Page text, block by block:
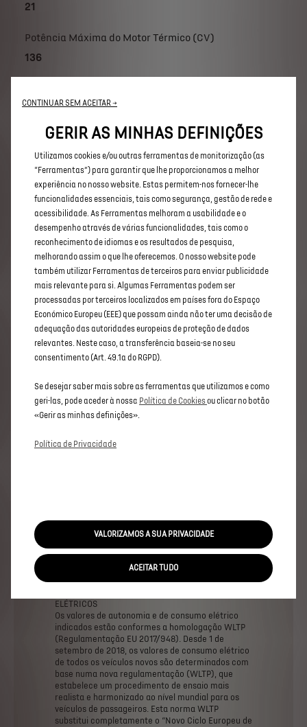
21
Potência Máxima do Motor Térmico (CV)
136
145
Potência Máxima do Motor Elétrico (CV)
28
Potência Máx Combinada (térmica e elétrica) (kW)
107
Outras
Designação da alfândega
VP-MHEV87034010900
* Acresce despesas de legalização,
são válidas à data da configuração, não têm valor
contratual.
Condições
válidas na rede de concessionários DS aderente.
poderá fazer alterar
metodologia de cálculo das emissões de CO2 (por
sistema WLTP - Worldwide Harmonized
encomendado.
ELÉTRICOS
Os valores de autonomia e de consumo elétrico
indicados estão conformes a homologação WLTP
(Regulamentação EU 2017/948). Desde 1 de
setembro de 2018, os valores de consumo elétrico
de todos os veículos novos são determinados com
base numa nova regulamentação (WLTP), que
estabelece um procedimento de ensaio mais
realista e harmonizado ao nível mundial para os
veículos de passageiros. Esta norma WLTP
substitui completamente o “Novo Ciclo Europeu de
CONTINUAR SEM ACEITAR →
GERIR AS MINHAS DEFINIÇÕES
Utilizamos cookies e/ou outras ferramentas de monitorização (as
“Ferramentas”) para garantir que lhe proporcionamos a melhor
experiência no nosso website. Estas permitem-nos fornecer-lhe
funcionalidades essenciais, tais como segurança, gestão de rede e
acessibilidade. As Ferramentas melhoram a usabilidade e o
desempenho através de várias funcionalidades, tais como o
reconhecimento de idiomas e os resultados de pesquisa,
melhorando assim o que lhe oferecemos. O nosso website pode
também utilizar Ferramentas de terceiros para enviar publicidade
mais relevante para si. Algumas Ferramentas podem ser
processadas por terceiros localizados em países fora do Espaço
Económico Europeu (EEE) que possam ainda não ter uma decisão de
adequação das autoridades europeias de proteção de dados
relevantes. Neste caso, a transferência baseia-se no seu
consentimento (Art. 49.1a do RGPD).
Se desejar saber mais sobre as ferramentas que utilizamos e como
geri-las, pode aceder à nossa Política de Cookies ou clicar no botão
«Gerir as minhas definições».
Política de Privacidade
VALORIZAMOS A SUA PRIVACIDADE
ACEITAR TUDO